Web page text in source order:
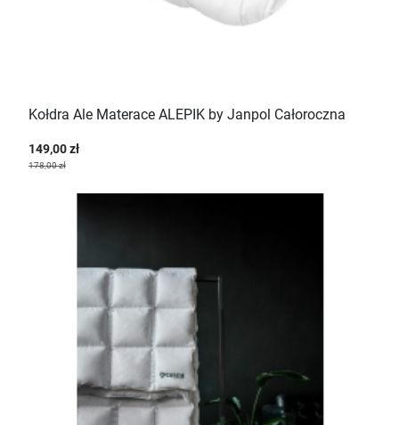
Kołdra Ale Materace ALEPIK by Janpol Całoroczna
149,00 zł
178,00 zł